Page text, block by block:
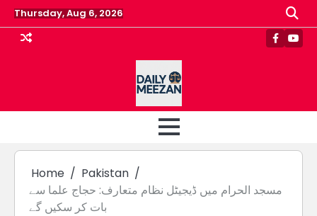
Skip
to
content
Thursday, Aug 6, 2026
Home
Pakistan
مسجد الحرام میں ڈیجیٹل نظام متعارف: حجاج علما سے
بات کر سکیں گے